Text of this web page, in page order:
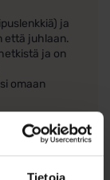
ja
että juhlaan.
ja on
omaan